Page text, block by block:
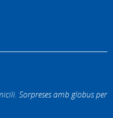
Sorpreses amb globus per